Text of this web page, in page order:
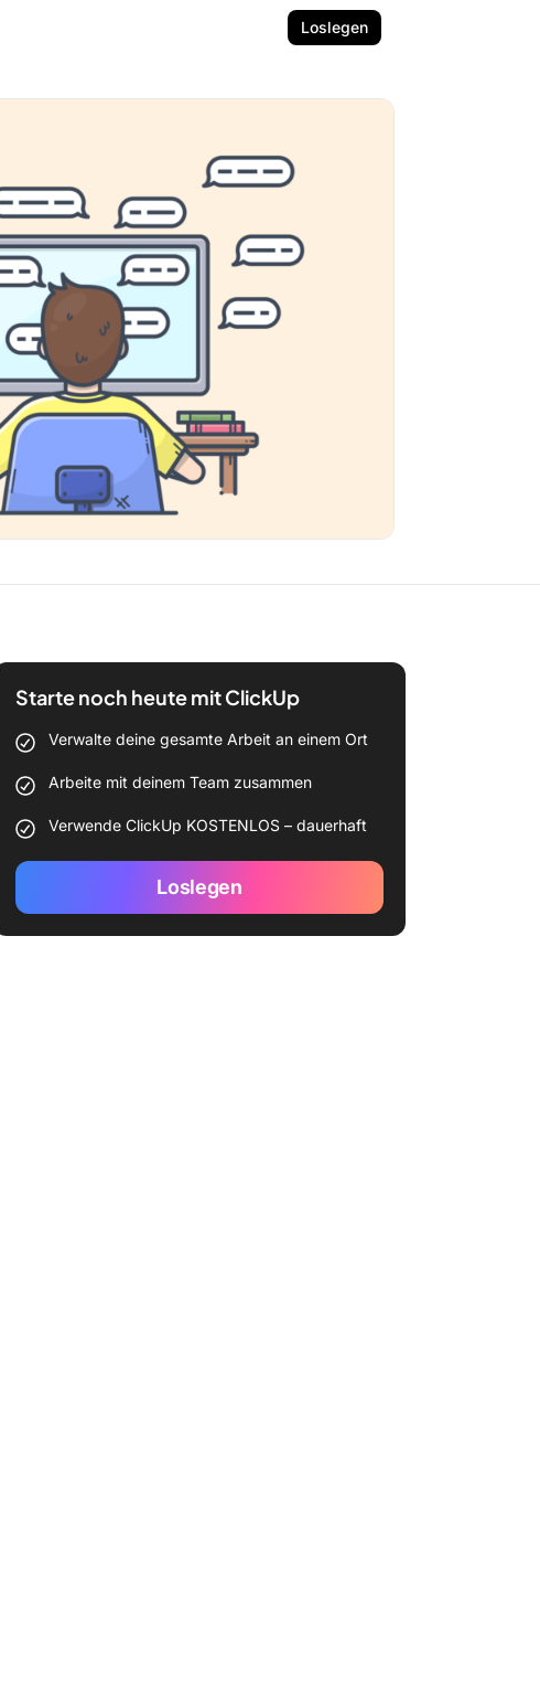
Loslegen
Starte noch heute mit ClickUp
Verwalte deine gesamte Arbeit an einem Ort
Arbeite mit deinem Team zusammen
Verwende ClickUp KOSTENLOS – dauerhaft
Loslegen